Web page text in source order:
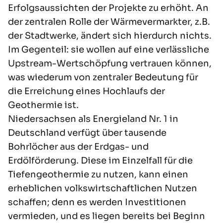
Erfolgsaussichten der Projekte zu erhöht. An
der zentralen Rolle der Wärmevermarkter, z.B.
der Stadtwerke, ändert sich hierdurch nichts.
Im Gegenteil: sie wollen auf eine verlässliche
Upstream-Wertschöpfung vertrauen können,
was wiederum von zentraler Bedeutung für
die Erreichung eines Hochlaufs der
Geothermie ist.
Niedersachsen als Energieland Nr. 1 in
Deutschland verfügt über tausende
Bohrlöcher aus der Erdgas- und
Erdölförderung. Diese im Einzelfall für die
Tiefengeothermie zu nutzen, kann einen
erheblichen volkswirtschaftlichen Nutzen
schaffen; denn es werden Investitionen
vermieden, und es liegen bereits bei Beginn